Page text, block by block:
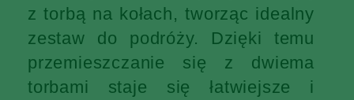
z torbą na kołach, tworząc idealny
zestaw do podróży. Dzięki temu
przemieszczanie się z dwiema
torbami staje się łatwiejsze i